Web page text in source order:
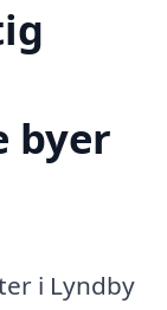
byer
i Lyndby